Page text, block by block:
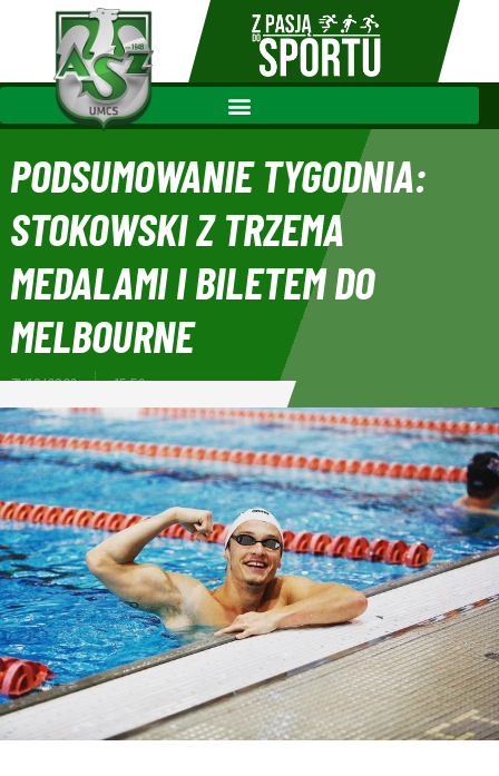
PODSUMOWANIE TYGODNIA:
STOKOWSKI Z TRZEMA
MEDALAMI I BILETEM DO
MELBOURNE
31/10/2022 15:56